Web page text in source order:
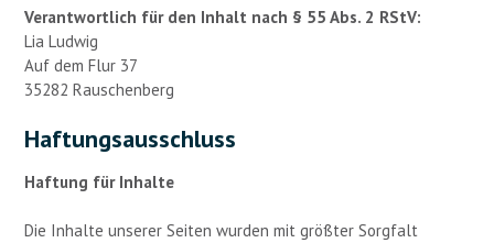
Verantwortlich für den Inhalt nach § 55 Abs. 2 RStV:
Lia Ludwig
Auf dem Flur 37
35282 Rauschenberg
Haftungsausschluss
Haftung für Inhalte
Die Inhalte unserer Seiten wurden mit größter Sorgfalt